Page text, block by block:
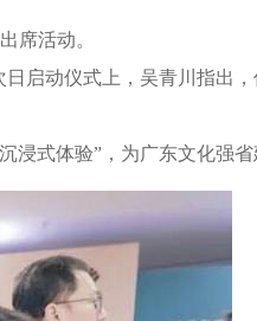
席活动。
启动仪式上，吴青川指出
式体验”，为广东文化强省